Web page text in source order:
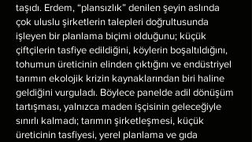
taşıdı. Erdem, “plansızlık” denilen şeyin aslında
çok uluslu şirketlerin talepleri doğrultusunda
işleyen bir planlama biçimi olduğunu; küçük
çiftçilerin tasfiye edildiğini, köylerin boşaltıldığını,
tohumun üreticinin elinden çıktığını ve endüstriyel
tarımın ekolojik krizin kaynaklarından biri haline
geldiğini vurguladı. Böylece panelde adil dönüşüm
tartışması, yalnızca maden işçisinin geleceğiyle
sınırlı kalmadı; tarımın şirketleşmesi, küçük
üreticinin tasfiyesi, yerel planlama ve gıda